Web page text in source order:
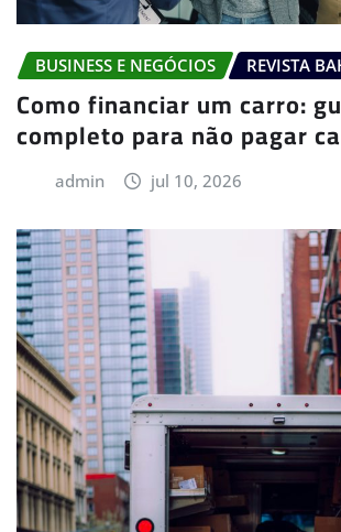
BUSINESS E NEGÓCIOS REVISTA
Como financiar um carro:
completo para não pagar
admin jul 10, 2026